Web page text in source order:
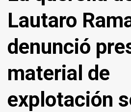
Lautaro
denunció
material de
explotación